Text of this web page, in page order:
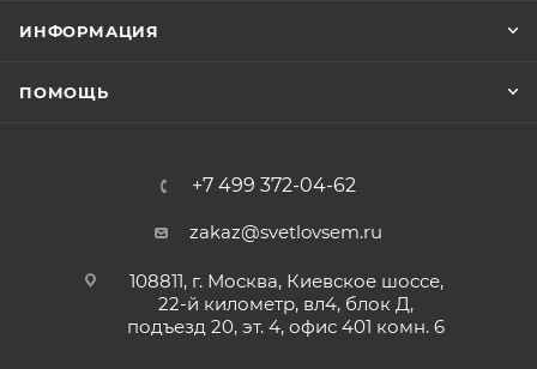
ИНФОРМАЦИЯ
ПОМОЩЬ
+7 499 372-04-62
zakaz@svetlovsem.ru
108811, г. Москва, Киевское шоссе,
22-й километр, вл4, блок Д,
подъезд 20, эт. 4, офис 401 комн. 6